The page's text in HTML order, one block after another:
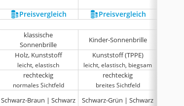
Preis­vergleich Preis­vergleich
klassische
Sonnenbrille
Kinder-Sonnenbrille
Holz, Kunststoff
leicht, elastisch
Kunststoff (TPPE)
leicht, elastisch, biegsam
rechteckig
normales Sichtfeld
rechteckig
breites Sichtfeld
Schwarz-Braun | Schwarz Schwarz-Grün | Schwarz